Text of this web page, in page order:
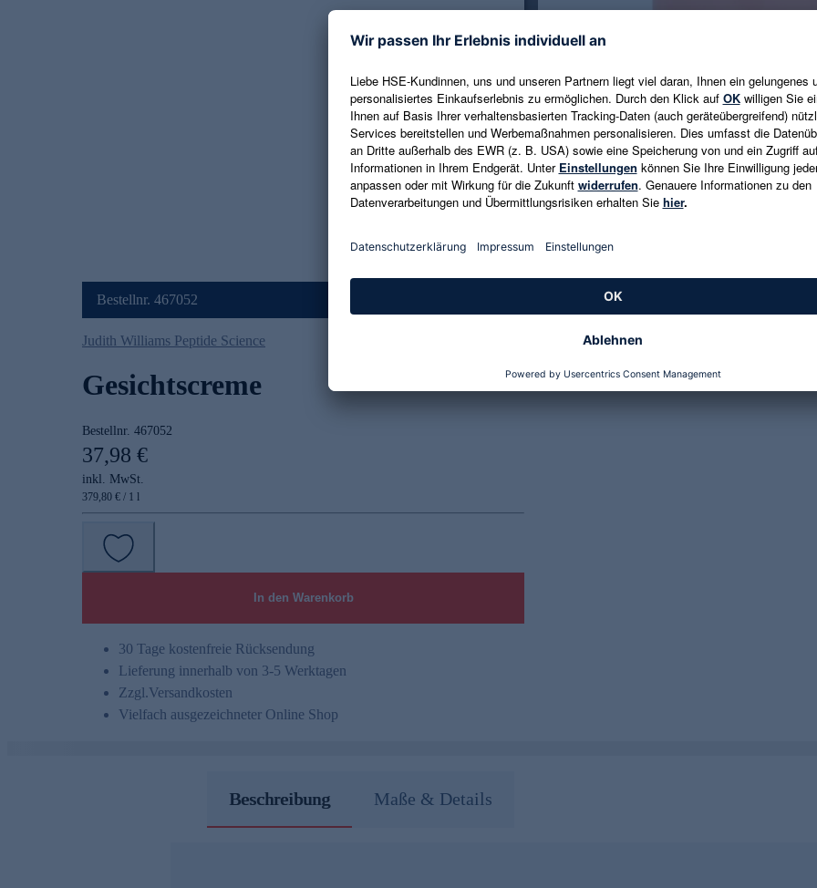
Bestellnr. 467052
Judith Williams Peptide Science
Gesichtscreme
Bestellnr. 467052
37,98 €
inkl. MwSt.
379,80 € / 1 l
In den Warenkorb
30 Tage kostenfreie Rücksendung
Lieferung innerhalb von 3-5 Werktagen
Zzgl.Versandkosten
Vielfach ausgezeichneter Online Shop
Beschreibung Maße & Details